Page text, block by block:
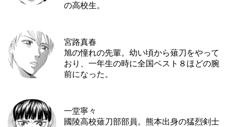
の高校生。
宮路真春
旭の憧れの先輩。幼い頃から薙刀をやって
おり、一年生の時に全国ベスト８ほどの腕
前になった。
一堂寧々
國陵高校薙刀部部員。熊本出身の猛烈剣士